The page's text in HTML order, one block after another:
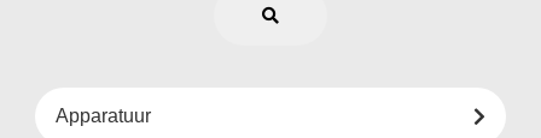
Apparatuur